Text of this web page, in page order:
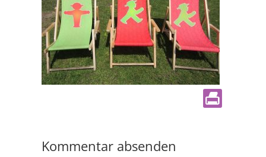
Kommentar absenden